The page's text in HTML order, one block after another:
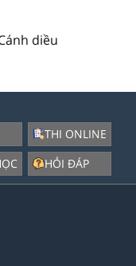
diều
THI ONLINE
HỎI ĐÁP